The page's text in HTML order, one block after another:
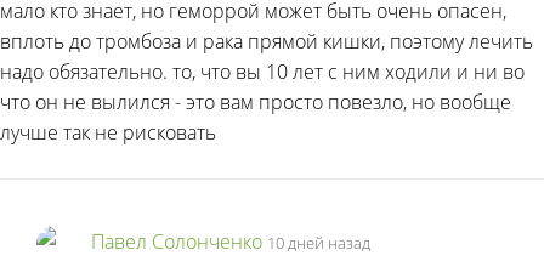
мало кто знает, но геморрой может быть очень опасен,
вплоть до тромбоза и рака прямой кишки, поэтому лечить
надо обязательно. то, что вы 10 лет с ним ходили и ни во
что он не вылился - это вам просто повезло, но вообще
лучше так не рисковать
Павел Солонченко 10 дней назад